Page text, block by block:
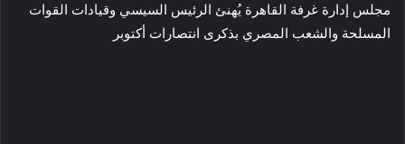
مجلس إدارة غرفة القاهرة يُهنئ الرئيس السيسي وقيادات القوات
المسلحة والشعب المصري بذكرى انتصارات أكتوبر